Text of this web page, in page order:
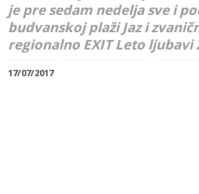
je pre sedam nedelja sve i
budvanskoj plaži Jaz i
regionalno EXIT Leto ljubavi
17/07/2017